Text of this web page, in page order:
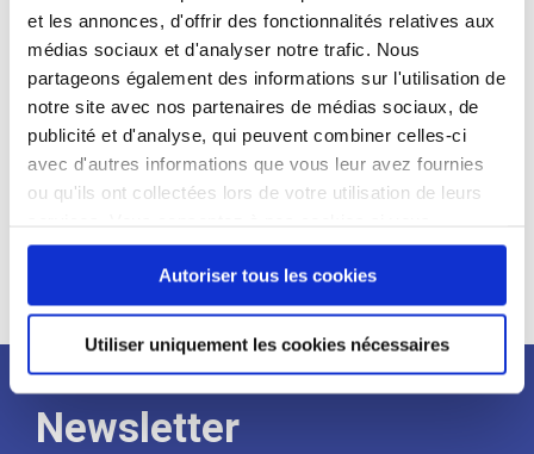
et les annonces, d'offrir des fonctionnalités relatives aux
médias sociaux et d'analyser notre trafic. Nous
partageons également des informations sur l'utilisation de
notre site avec nos partenaires de médias sociaux, de
publicité et d'analyse, qui peuvent combiner celles-ci
avec d'autres informations que vous leur avez fournies
ou qu'ils ont collectées lors de votre utilisation de leurs
continuez à utiliser notre site Web.
Autoriser tous les cookies
Utiliser uniquement les cookies nécessaires
Profil recherché :
Expérience :
Processus
de
recrutement
Newsletter